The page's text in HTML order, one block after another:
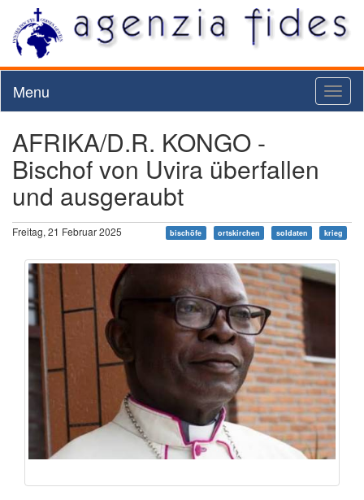
Menu
AFRIKA/D.R. KONGO -
Bischof von Uvira überfallen
und ausgeraubt
Freitag, 21 Februar 2025 bischöfe ortskirchen soldaten krieg